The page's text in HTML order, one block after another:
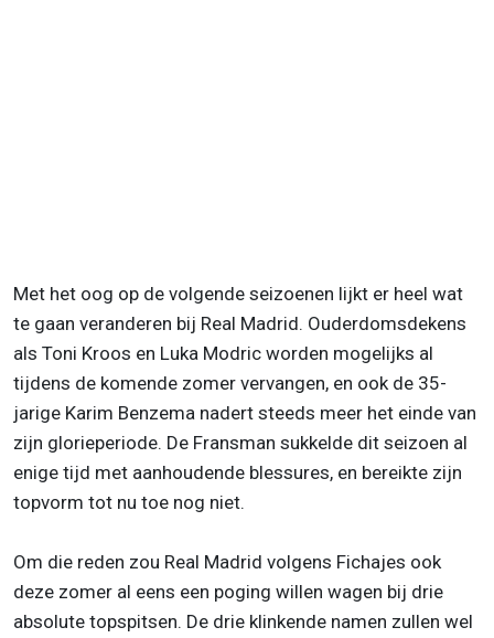
Met het oog op de volgende seizoenen lijkt er heel wat
te gaan veranderen bij Real Madrid. Ouderdomsdekens
als Toni Kroos en Luka Modric worden mogelijks al
tijdens de komende zomer vervangen, en ook de 35-
jarige Karim Benzema nadert steeds meer het einde van
zijn glorieperiode. De Fransman sukkelde dit seizoen al
enige tijd met aanhoudende blessures, en bereikte zijn
topvorm tot nu toe nog niet.
Om die reden zou Real Madrid volgens Fichajes ook
deze zomer al eens een poging willen wagen bij drie
absolute topspitsen. De drie klinkende namen zullen wel